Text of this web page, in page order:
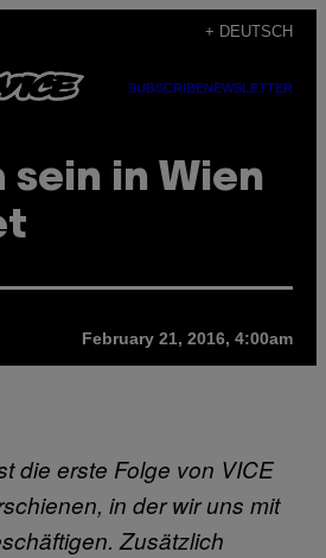
+ DEUTSCH
SUBSCRIBENEWSLETTER
sein in Wien
February 21, 2016, 4:00am
die erste Folge von VICE
in der wir uns mit
Zusätzlich